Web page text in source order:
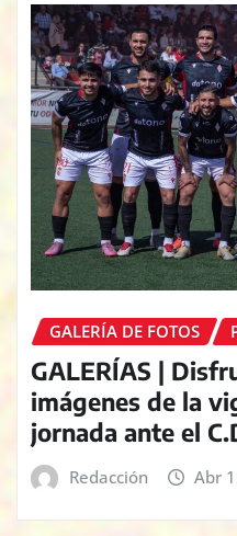
GALERÍA DE FOTOS
GALERÍAS |
imágenes de la
jornada ante el
Redacción Abr